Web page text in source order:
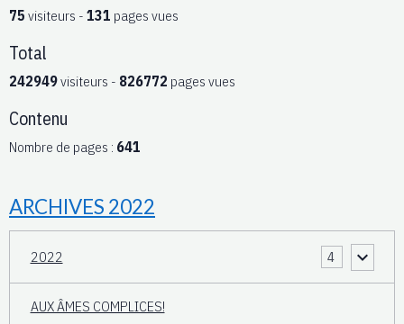
75 visiteurs - 131 pages vues
Total
242949visiteurs - 826772 pages vues
Contenu
Nombre de pages : 641
ARCHIVES 2022
2022 4
AUX ÂMES COMPLICES!